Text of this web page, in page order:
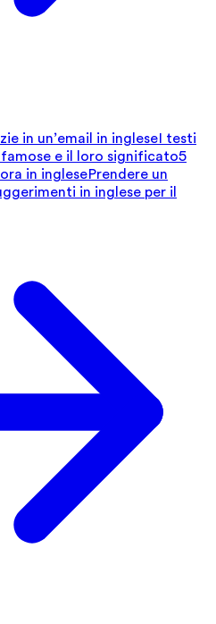
in un’email in ingleseI testi
e il loro significato5
in inglesePrendere un
in inglese per il